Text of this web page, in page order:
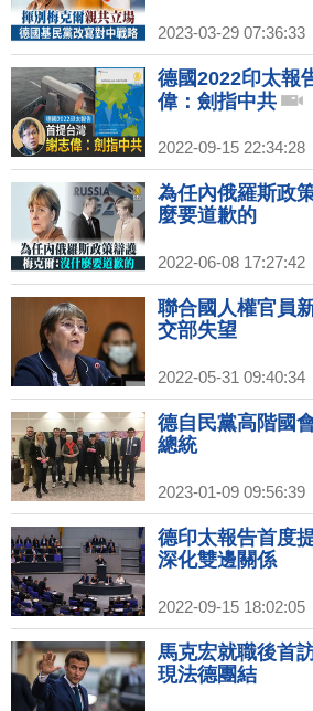
2023-03-29 07:36:33
德國2022印太報
偉：劍指中共
2022-09-15 22:34:28
為任內俄羅斯政
麼要道歉的
2022-06-08 17:27:42
聯合國人權官員
交部失望
2022-05-31 09:40:34
德自民黨高階國
總統
2023-01-09 09:56:39
德印太報告首度
深化雙邊關係
2022-09-15 18:02:05
馬克宏就職後首
現法德團結